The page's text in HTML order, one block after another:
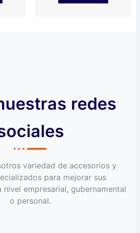
redes
variedad de accesorios y
para mejorar sus
nivel empresarial, gubernamental
o personal.